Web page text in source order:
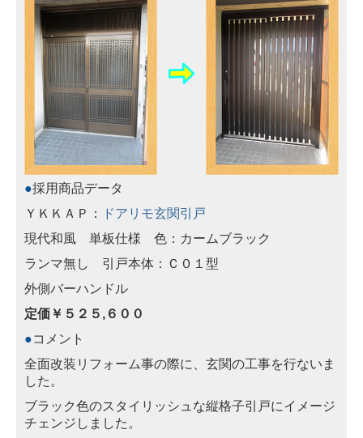
●採用商品データ
ＹＫＫＡＰ：
ドアリモ玄関引戸
現代和風 単板仕様 色：カームブラック
ランマ無し 引戸本体：Ｃ０１型
外側バーハンドル
定価￥５２５,６００
●コメント
全面改装リフォーム事の際に、玄関の工事を行ないま
した。
ブラック色のスタイリッシュな縦格子引戸にイメージ
チェンジしました。